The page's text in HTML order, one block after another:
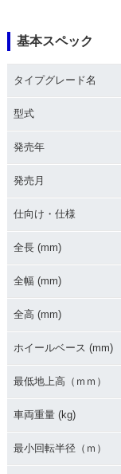
1968年 90SS
基本スペック
タイプグレード名
型式
発売年
発売月
仕向け・仕様
全長 (mm)
全幅 (mm)
全高 (mm)
ホイールベース (mm)
最低地上高（ｍｍ）
車両重量 (kg)
最小回転半径（ｍ）